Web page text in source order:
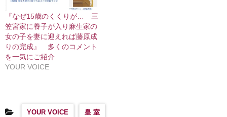
『なぜ15歳のくくりが… 三
笠宮家に養子が入り麻生家の
女の子を妻に迎えれば藤原成
りの完成』 多くのコメント
を一気にご紹介
YOUR VOICE
YOUR VOICE 皇 室